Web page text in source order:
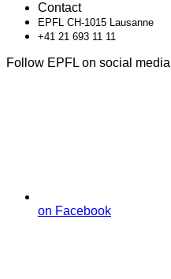
Contact
EPFL CH-1015 Lausanne
+41 21 693 11 11
Follow EPFL on social media
on Facebook